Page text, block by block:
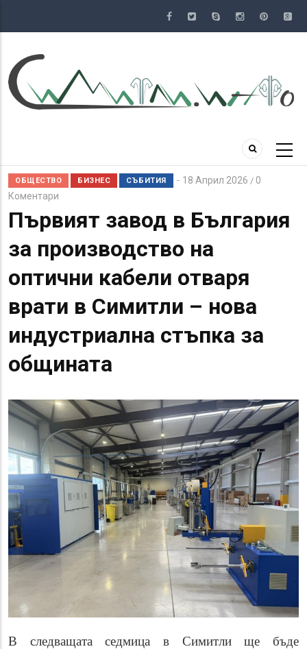
съдържание
ОБЩЕСТВО БИЗНЕС СЪБИТИЯ 18 Април 2026 / 0
Коментари
Първият завод в България
за производство на
оптични кабели отваря
врати в Симитли – нова
индустриална стъпка за
общината
В следващата седмица в Симитли ще бъде